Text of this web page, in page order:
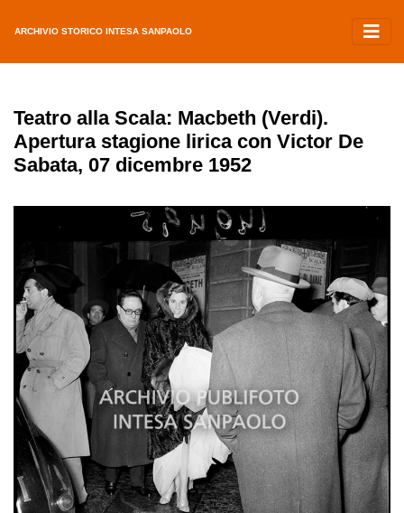
ARCHIVIO STORICO INTESA SANPAOLO
Teatro alla Scala: Macbeth (Verdi).
Apertura stagione lirica con Victor De
Sabata, 07 dicembre 1952